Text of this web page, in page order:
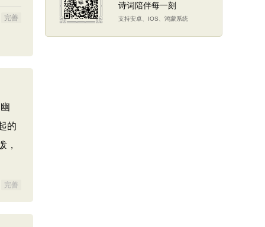
完善
的
，
完善
诗词陪伴每一刻
支持安卓、IOS、鸿蒙系统